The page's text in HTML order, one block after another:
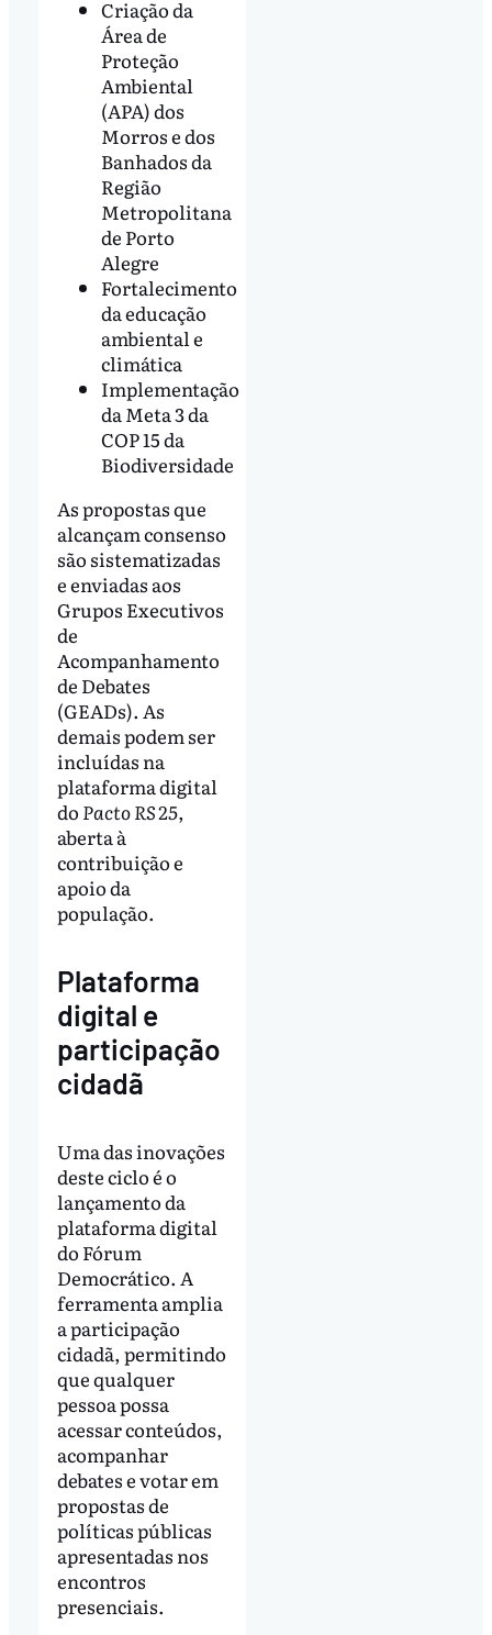
Criação da
Área de
Proteção
Ambiental
(APA) dos
Morros e dos
Banhados da
Região
Metropolitana
de Porto
Alegre
Fortalecimento
da educação
ambiental e
climática
Implementação
da Meta 3 da
COP 15 da
Biodiversidade
As propostas que
alcançam consenso
são sistematizadas
e enviadas aos
Grupos Executivos
de
Acompanhamento
de Debates
(GEADs). As
demais podem ser
incluídas na
plataforma digital
do Pacto RS 25,
aberta à
contribuição e
apoio da
população.
Plataforma
digital e
participação
cidadã
Uma das inovações
deste ciclo é o
lançamento da
plataforma digital
do Fórum
Democrático. A
ferramenta amplia
a participação
cidadã, permitindo
que qualquer
pessoa possa
acessar conteúdos,
acompanhar
debates e votar em
propostas de
políticas públicas
apresentadas nos
encontros
presenciais.